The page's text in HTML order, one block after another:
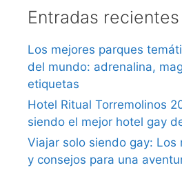
Entradas recientes
Los mejores parques
del mundo: adrenalina,
etiquetas
Hotel Ritual Torremolinos
siendo el mejor hotel gay
Viajar solo siendo gay: Los
y consejos para una